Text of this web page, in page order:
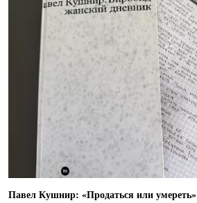
Павел Кушнир: «Продаться или умереть»